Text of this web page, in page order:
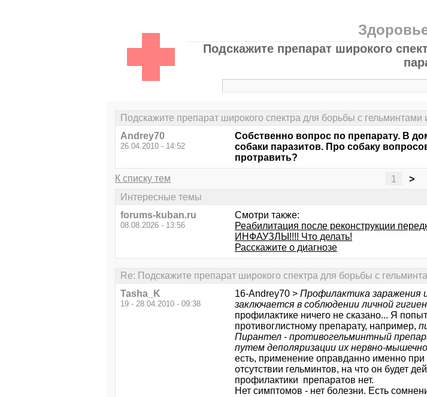
Подскажите препарат широкого
Подскажите препарат широкого спектра для борьбы с гельминтами
Andrey70
26.04.2010 - 14:52
Собственно вопрос по препарату. В
собаки паразитов. Про собаку
протравить?
К списку тем 1 >
Интересные темы
forums-kuban.ru
08.08.2026 - 13:56
Смотри также:
Реабилитация после реконструкции
ИНФАУЗЛЫ!!!! Что делать!
Расскажите о диагнозе
Re: Подскажите препарат широкого спектра для борьбы с
Tasha_K
19 - 28.04.2010 - 09:38
16-Andrey70 > Профилактика заражения
заключается в соблюдении личной
профилактике ничего не сказано... Я
противоглистному препарату, например,
Пирантел - противогельминтный
путем деполяризации их нервно-
есть, применение оправданно именно
отсутствии гельминтов, на что он будет
профилактики препаратов нет.
Нет симптомов - нет болезни. Есть